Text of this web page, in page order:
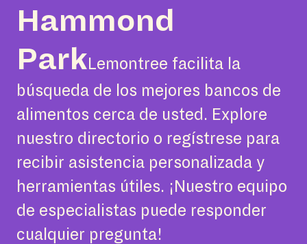
Hammond
Park Lemontree facilita la
búsqueda de los mejores bancos de
alimentos cerca de usted. Explore
nuestro directorio o regístrese para
recibir asistencia personalizada y
herramientas útiles. ¡Nuestro equipo
de especialistas puede responder
cualquier pregunta!